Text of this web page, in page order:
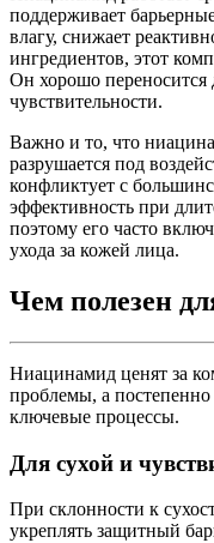
поддерживает
влагу, снижает
ингредиентов, этот
Он хорошо
чувствительности.
Важно и то, что
разрушается под
конфликтует с
эффективность при
поэтому его часто
ухода за кожей лица.
Чем полезен
Ниацинамид ценят за
проблемы, а
ключевые процессы.
Для сухой и
При склонности к
укреплять защитный